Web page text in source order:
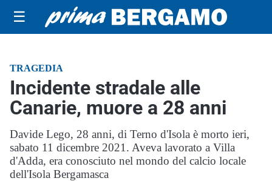
☰
TRAGEDIA
Incidente stradale alle
Canarie, muore a 28 anni
Davide Lego, 28 anni, di Terno d'Isola è morto ieri,
sabato 11 dicembre 2021. Aveva lavorato a Villa
d'Adda, era conosciuto nel mondo del calcio locale
dell'Isola Bergamasca